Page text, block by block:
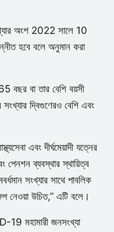
অংশ 2022 সালে 10
হবে বলে অনুমান করা
বছর বা তার বেশি বয়সী
দ্বিগুণেরও বেশি এবং
এবং দীর্ঘমেয়াদী যত্নের
পেনশন ব্যবস্থার স্থায়িত্ব
সংখ্যার সাথে পাবলিক
নেওয়া উচিত,” এটি বলে।
19 মহামারী জনসংখ্যা